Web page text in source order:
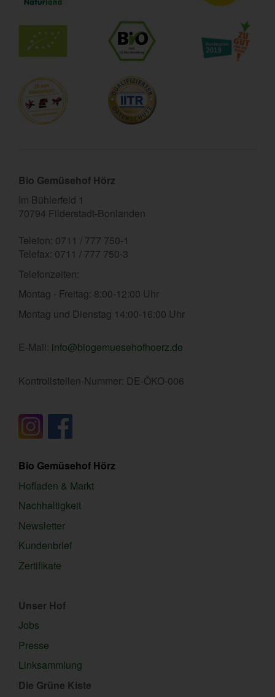
Bio Gemüsehof Hörz
Im Bühlerfeld 1
70794 Filderstadt-Bonlanden
Telefon: 0711 / 777 750-1
Telefax: 0711 / 777 750-3
Telefonzeiten:
Montag - Freitag: 8:00-12:00 Uhr
Montag und Dienstag 14:00-16:00 Uhr
E-Mail: info@biogemuesehofhoerz.de
Kontrollstellen-Nummer: DE-ÖKO-006
Bio Gemüsehof Hörz
Hofladen & Markt
Nachhaltigkeit
Newsletter
Kundenbrief
Zertifikate
Unser Hof
Jobs
Presse
Linksammlung
Die Grüne Kiste